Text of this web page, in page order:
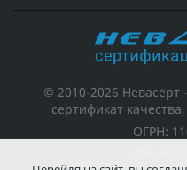
© 2010-2026 Невасерт
сертификат
ОГРН: